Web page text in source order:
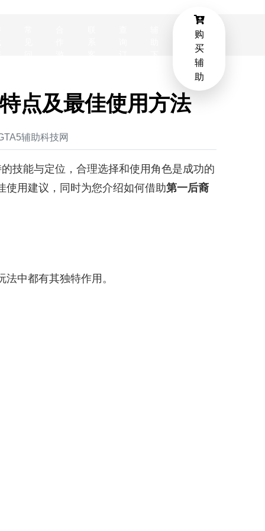
购
买
辅
助
点及最佳使用方法
辅助科技网
技能与定位，合理选择和使用角色是成功的
使用建议，同时为您介绍如何借助第一后裔
中都有其独特作用。